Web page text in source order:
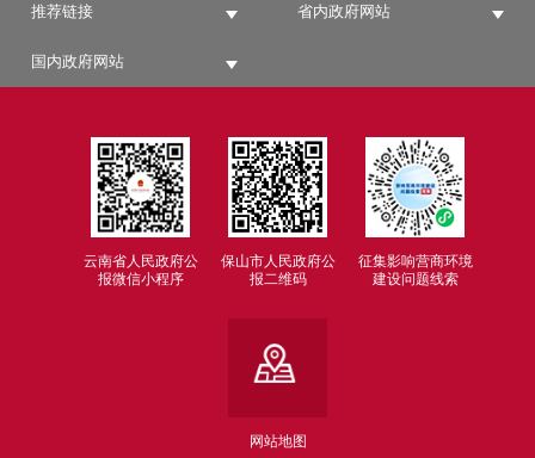
推荐链接 省内政府网站
国内政府网站
云南省人民政府公
报微信小程序
保山市人民政府公
报二维码
征集影响营商环境
建设问题线索
网站地图